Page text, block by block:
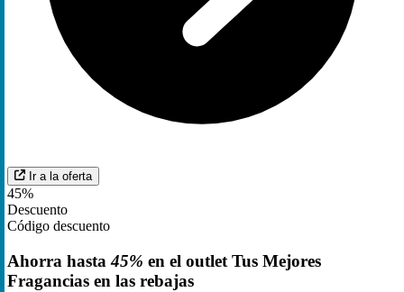
Ir a la oferta
45%
Descuento
Código descuento
Ahorra hasta45% en el outlet Tus Mejores
Fragancias en las rebajas